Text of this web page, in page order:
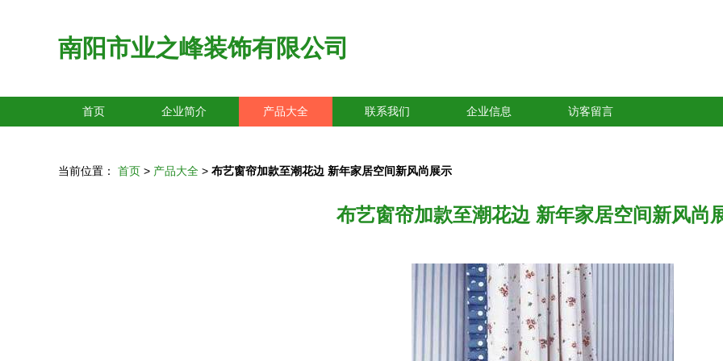
南阳市业之峰装饰有限公司
首页 企业简介 产品大全 联系我们 企业信息 访客留言
当前位置： 首页 > 产品大全 > 布艺窗帘加款至潮花边 新年家居空间新风尚展示
布艺窗帘加款至潮花边 新年家居空间新风尚